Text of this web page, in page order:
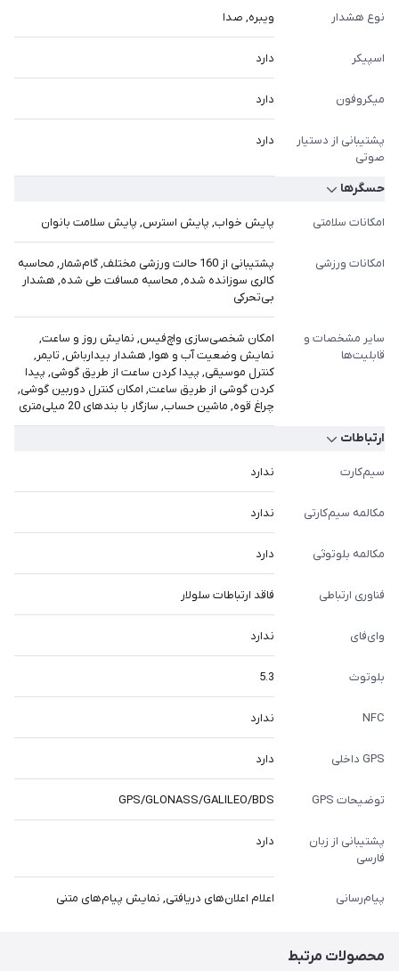
نوع هشدار ویبره, صدا
اسپیکر دارد
میکروفون دارد
پشتیبانی از دستیار
صوتی
دارد
حسگرها
امکانات سلامتی پایش خواب, پایش استرس, پایش سلامت بانوان
امکانات ورزشی
پشتیبانی از 160 حالت ورزشی مختلف, گام‌شمار, محاسبه
کالری سوزانده شده, محاسبه مسافت طی شده, هشدار
بی‌تحرکی
سایر مشخصات و
قابلیت‌ها
امکان شخصی‌سازی واچ‌فیس, نمایش روز و ساعت,
نمایش وضعیت آب و هوا, هشدار بیدارباش, تایمر,
کنترل موسیقی, پیدا کردن ساعت از طریق گوشی, پیدا
کردن گوشی از طریق ساعت, امکان کنترل دوربین گوشی,
چراغ قوه, ماشین حساب, سازگار با بندهای 20 میلی‌متری
ارتباطات
سیم‌کارت ندارد
مکالمه سیم‌کارتی ندارد
مکالمه بلوتوثی دارد
فناوری‌ ارتباطی فاقد ارتباطات سلولار
وای‌فای ندارد
بلوتوث 5.3
NFC ندارد
GPS داخلی دارد
توضیحات GPS GPS/GLONASS/GALILEO/BDS
پشتیبانی از زبان
فارسی
دارد
پیام‌رسانی اعلام اعلان‌های دریافتی, نمایش پیام‌های متنی
محصولات مرتبط